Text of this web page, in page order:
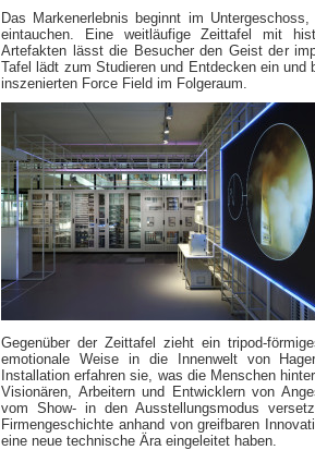
Das Markenerlebnis beginnt im
eintauchen. Eine weitläufige Zeittafel mit
Artefakten lässt die Besucher den Geist der
Tafel lädt zum Studieren und Entdecken ein
inszenierten Force Field im Folgeraum.
Gegenüber der Zeittafel zieht ein tripod-
emotionale Weise in die Innenwelt von
Installation erfahren sie, was die Menschen
Visionären, Arbeitern und Entwicklern von
vom Show- in den Ausstellungsmodus
Firmengeschichte anhand von greifbaren
eine neue technische Ära eingeleitet haben.